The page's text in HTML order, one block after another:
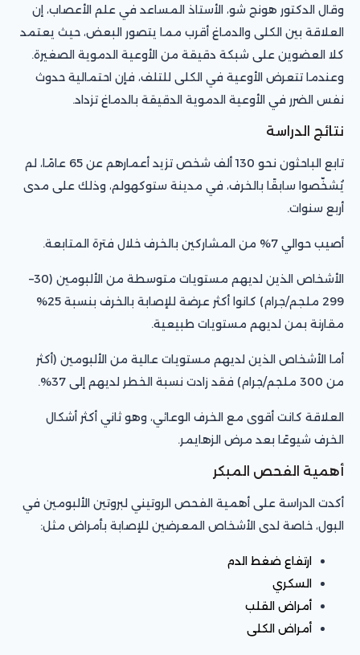
وقال الدكتور هونج شو، الأستاذ المساعد في علم الأعصاب، إن
العلاقة بين الكلى والدماغ أقرب مما يتصور البعض، حيث يعتمد
كلا العضوين على شبكة دقيقة من الأوعية الدموية الصغيرة.
وعندما تتعرض الأوعية في الكلى للتلف، فإن احتمالية حدوث
نفس الضرر في الأوعية الدموية الدقيقة بالدماغ تزداد.
نتائج الدراسة
تابع الباحثون نحو 130 ألف شخص تزيد أعمارهم عن 65 عامًا، لم
يُشخّصوا سابقًا بالخرف، في مدينة ستوكهولم، وذلك على مدى
أربع سنوات.
أصيب حوالي 7% من المشاركين بالخرف خلال فترة المتابعة.
الأشخاص الذين لديهم مستويات متوسطة من الألبومين (30–
299 ملجم/جرام) كانوا أكثر عرضة للإصابة بالخرف بنسبة 25%
مقارنة بمن لديهم مستويات طبيعية.
أما الأشخاص الذين لديهم مستويات عالية من الألبومين (أكثر
من 300 ملجم/جرام) فقد زادت نسبة الخطر لديهم إلى 37%.
العلاقة كانت أقوى مع الخرف الوعائي، وهو ثاني أكثر أشكال
الخرف شيوعًا بعد مرض الزهايمر.
أهمية الفحص المبكر
أكدت الدراسة على أهمية الفحص الروتيني لبروتين الألبومين في
البول، خاصة لدى الأشخاص المعرضين للإصابة بأمراض مثل:
ارتفاع ضغط الدم
السكري
أمراض القلب
أمراض الكلى